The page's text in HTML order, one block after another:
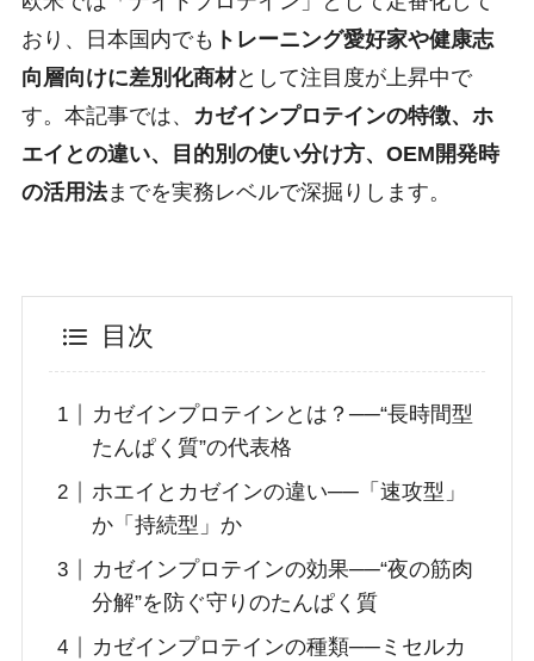
おり、日本国内でも トレーニング愛好家や健康志
向層向けに差別化商材として注目度が上昇中で
す。本記事では、
カゼインプロテインの特徴、ホ
エイとの違い、目的別の使い分け方、OEM開発時
の活用法までを実務レベルで深掘りします。
目次
カゼインプロテインとは？──“長時間型
たんぱく質”の代表格
ホエイとカゼインの違い──「速攻型」
か「持続型」か
カゼインプロテインの効果──“夜の筋肉
分解”を防ぐ守りのたんぱく質
カゼインプロテインの種類──ミセルカ